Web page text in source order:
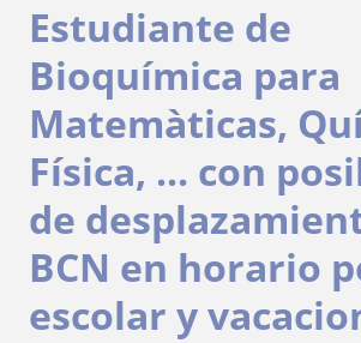
Estudiante de
Bioquímica para
Matemàticas,
Física, ... con
de
BCN en horario
escolar y